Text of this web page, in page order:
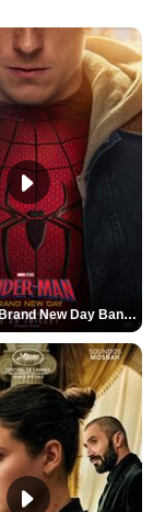
Spider-Man: Brand New Day Bande-annonce VO STFR